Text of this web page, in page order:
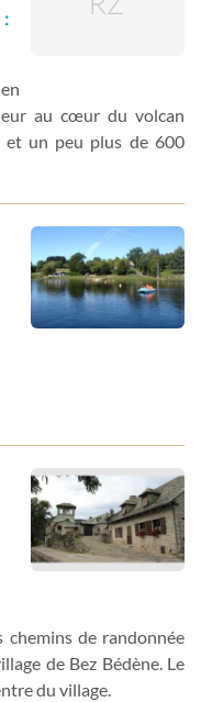
au cœur du volcan
et un peu plus de 600
chemins de randonnée
de Bez Bédène. Le
du village.